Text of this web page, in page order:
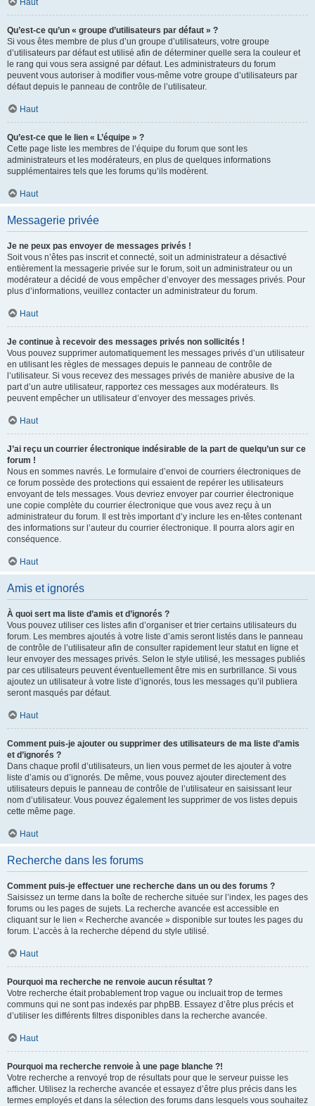
Haut
Qu’est-ce qu’un « groupe d’utilisateurs par défaut » ?
Si vous êtes membre de plus d’un groupe d’utilisateurs, votre groupe
d’utilisateurs par défaut est utilisé afin de déterminer quelle sera la couleur et
le rang qui vous sera assigné par défaut. Les administrateurs du forum
peuvent vous autoriser à modifier vous-même votre groupe d’utilisateurs par
défaut depuis le panneau de contrôle de l’utilisateur.
Haut
Qu’est-ce que le lien « L’équipe » ?
Cette page liste les membres de l’équipe du forum que sont les
administrateurs et les modérateurs, en plus de quelques informations
supplémentaires tels que les forums qu’ils modèrent.
Haut
Messagerie privée
Je ne peux pas envoyer de messages privés !
Soit vous n’êtes pas inscrit et connecté, soit un administrateur a désactivé
entièrement la messagerie privée sur le forum, soit un administrateur ou un
modérateur a décidé de vous empêcher d’envoyer des messages privés. Pour
plus d’informations, veuillez contacter un administrateur du forum.
Haut
Je continue à recevoir des messages privés non sollicités !
Vous pouvez supprimer automatiquement les messages privés d’un utilisateur
en utilisant les règles de messages depuis le panneau de contrôle de
l’utilisateur. Si vous recevez des messages privés de manière abusive de la
part d’un autre utilisateur, rapportez ces messages aux modérateurs. Ils
peuvent empêcher un utilisateur d’envoyer des messages privés.
Haut
J’ai reçu un courrier électronique indésirable de la part de quelqu’un sur ce
forum !
Nous en sommes navrés. Le formulaire d’envoi de courriers électroniques de
ce forum possède des protections qui essaient de repérer les utilisateurs
envoyant de tels messages. Vous devriez envoyer par courrier électronique
une copie complète du courrier électronique que vous avez reçu à un
administrateur du forum. Il est très important d’y inclure les en-têtes contenant
des informations sur l’auteur du courrier électronique. Il pourra alors agir en
conséquence.
Haut
Amis et ignorés
À quoi sert ma liste d’amis et d’ignorés ?
Vous pouvez utiliser ces listes afin d’organiser et trier certains utilisateurs du
forum. Les membres ajoutés à votre liste d’amis seront listés dans le panneau
de contrôle de l’utilisateur afin de consulter rapidement leur statut en ligne et
leur envoyer des messages privés. Selon le style utilisé, les messages publiés
par ces utilisateurs peuvent éventuellement être mis en surbrillance. Si vous
ajoutez un utilisateur à votre liste d’ignorés, tous les messages qu’il publiera
seront masqués par défaut.
Haut
Comment puis-je ajouter ou supprimer des utilisateurs de ma liste d’amis
et d’ignorés ?
Dans chaque profil d’utilisateurs, un lien vous permet de les ajouter à votre
liste d’amis ou d’ignorés. De même, vous pouvez ajouter directement des
utilisateurs depuis le panneau de contrôle de l’utilisateur en saisissant leur
nom d’utilisateur. Vous pouvez également les supprimer de vos listes depuis
cette même page.
Haut
Recherche dans les forums
Comment puis-je effectuer une recherche dans un ou des forums ?
Saisissez un terme dans la boîte de recherche située sur l’index, les pages des
forums ou les pages de sujets. La recherche avancée est accessible en
cliquant sur le lien « Recherche avancée » disponible sur toutes les pages du
forum. L’accès à la recherche dépend du style utilisé.
Haut
Pourquoi ma recherche ne renvoie aucun résultat ?
Votre recherche était probablement trop vague ou incluait trop de termes
communs qui ne sont pas indexés par phpBB. Essayez d’être plus précis et
d’utiliser les différents filtres disponibles dans la recherche avancée.
Haut
Pourquoi ma recherche renvoie à une page blanche ?!
Votre recherche a renvoyé trop de résultats pour que le serveur puisse les
afficher. Utilisez la recherche avancée et essayez d’être plus précis dans les
termes employés et dans la sélection des forums dans lesquels vous souhaitez